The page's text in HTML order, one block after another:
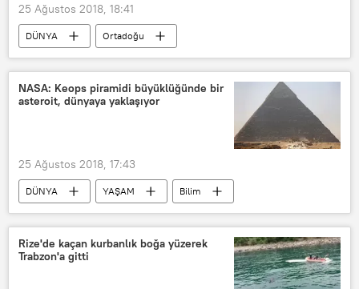
25 Ağustos 2018, 18:41
DÜNYA
Ortadoğu
SAVUNMA
Türkiye
Haberler
POLİTİKA
Rusya
TÜRKİYE
Moskova
Suriye
Hulusi Akar
Hakan Fidan
Aleksandr Lavrentyev
Angela Merkel
Emmanuel Macron
El Kaide
Astana görüşmeleri
NASA: Keops piramidi büyüklüğünde bir
asteroit, dünyaya yaklaşıyor
25 Ağustos 2018, 17:43
DÜNYA YAŞAM
Bilim
Haberler
Asteroit 2016 NF23
NASA
Asteroit 2016 NF23
Keops Piramidi
Rize'de kaçan kurbanlık boğa yüzerek
Trabzon'a gitti